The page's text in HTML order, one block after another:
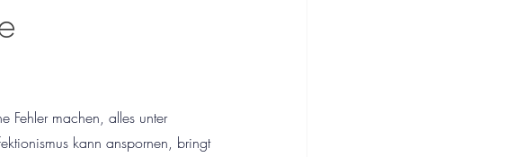
Fehler machen, alles unter
kann anspornen, bringt